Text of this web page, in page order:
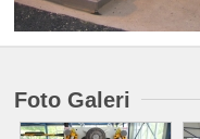
Foto Galeri